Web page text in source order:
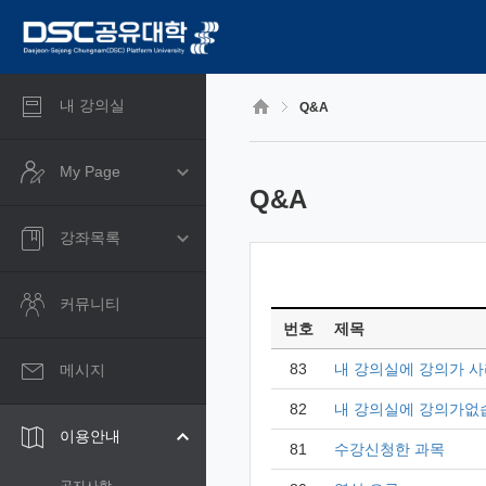
텐
내 강의실
My Page
강좌목록
커뮤니티
메시지
이용안내
Q&A
Q&A
번호 제목
83 내 강의실에 강의가
82 내 강의실에 강의가없
81 수강신청한 과목